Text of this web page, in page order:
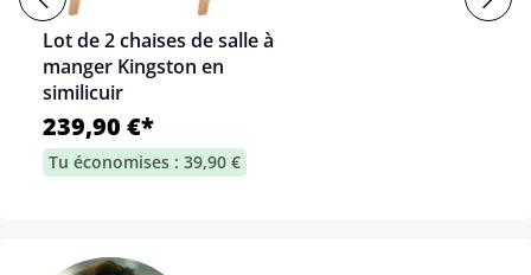
Lot de 2 chaises de salle à
manger Kingston en
similicuir
239,90 €*
Tu économises : 39,90 €